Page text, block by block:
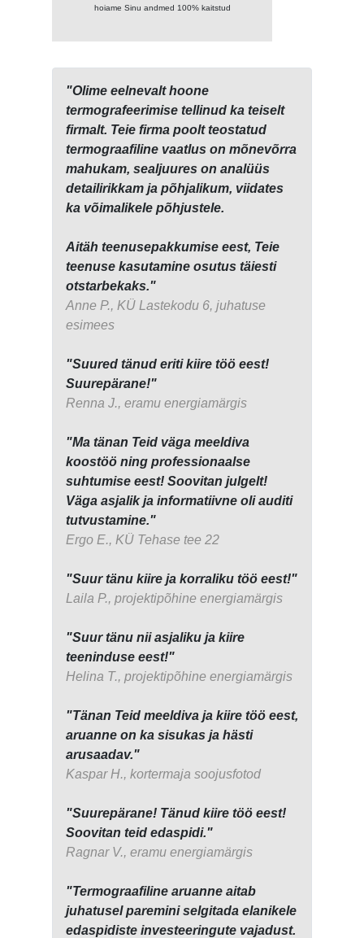
"Olime eelnevalt hoone
termografeerimise tellinud ka teiselt
firmalt. Teie firma poolt teostatud
termograafiline vaatlus on mõnevõrra
mahukam, sealjuures on analüüs
detailirikkam ja põhjalikum, viidates
ka võimalikele põhjustele.
Aitäh teenusepakkumise eest, Teie
teenuse kasutamine osutus täiesti
otstarbekaks."
Anne P., KÜ Lastekodu 6, juhatuse
esimees
"Suured tänud eriti kiire töö eest!
Suurepärane!"
Renna J., eramu energiamärgis
"Ma tänan Teid väga meeldiva
koostöö ning professionaalse
suhtumise eest! Soovitan julgelt!
Väga asjalik ja informatiivne oli auditi
tutvustamine."
Ergo E., KÜ Tehase tee 22
"Suur tänu kiire ja korraliku töö eest!"
Laila P., projektipõhine energiamärgis
"Suur tänu nii asjaliku ja kiire
teeninduse eest!"
Helina T., projektipõhine energiamärgis
"Tänan Teid meeldiva ja kiire töö eest,
aruanne on ka sisukas ja hästi
arusaadav."
Kaspar H., kortermaja soojusfotod
"Suurepärane! Tänud kiire töö eest!
Soovitan teid edaspidi."
Ragnar V., eramu energiamärgis
"Termograafiline aruanne aitab
juhatusel paremini selgitada elanikele
edaspidiste investeeringute vajadust.
hoiame Sinu andmed 100% kaitstud